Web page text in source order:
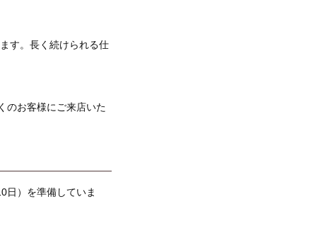
す。長く続けられる仕
のお客様にご来店いた
日）を準備していま